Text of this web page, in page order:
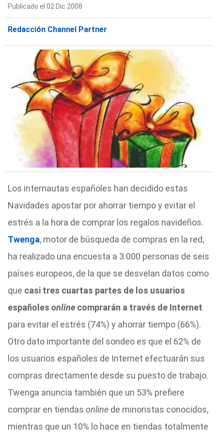
Publicado el 02 Dic 2008
Redacción Channel Partner
Los internautas españoles han decidido estas
Navidades apostar por ahorrar tiempo y evitar el
estrés a la hora de comprar los regalos navideños.
Twenga, motor de búsqueda de compras en la red,
ha realizado una encuesta a 3.000 personas de seis
países europeos, de la que se desvelan datos como
que casi tres cuartas partes de los usuarios
españoles onlinecomprarán a través de Internet
para evitar el estrés (74%) y ahorrar tiempo (66%).
Otro dato importante del sondeo es que el 62% de
los usuarios españoles de Internet efectuarán sus
compras directamente desde su puesto de trabajo.
Twenga anuncia también que un 53% prefiere
comprar en tiendas onlinede minoristas conocidos,
mientras que un 10% lo hace en tiendas totalmente